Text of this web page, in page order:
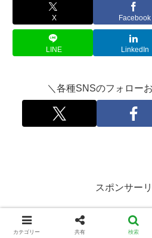
X Facebook
LINE LinkedIn
＼各種SNSのフォロー
スポンサー
カテゴリー 共有 検索